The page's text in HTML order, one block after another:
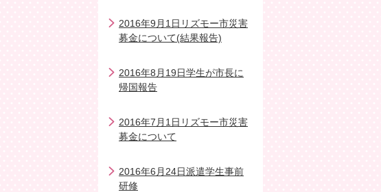
2016年9月1日リズモー市災害
募金について(結果報告)
2016年8月19日学生が市長に
帰国報告
2016年7月1日リズモー市災害
募金について
2016年6月24日派遣学生事前
研修